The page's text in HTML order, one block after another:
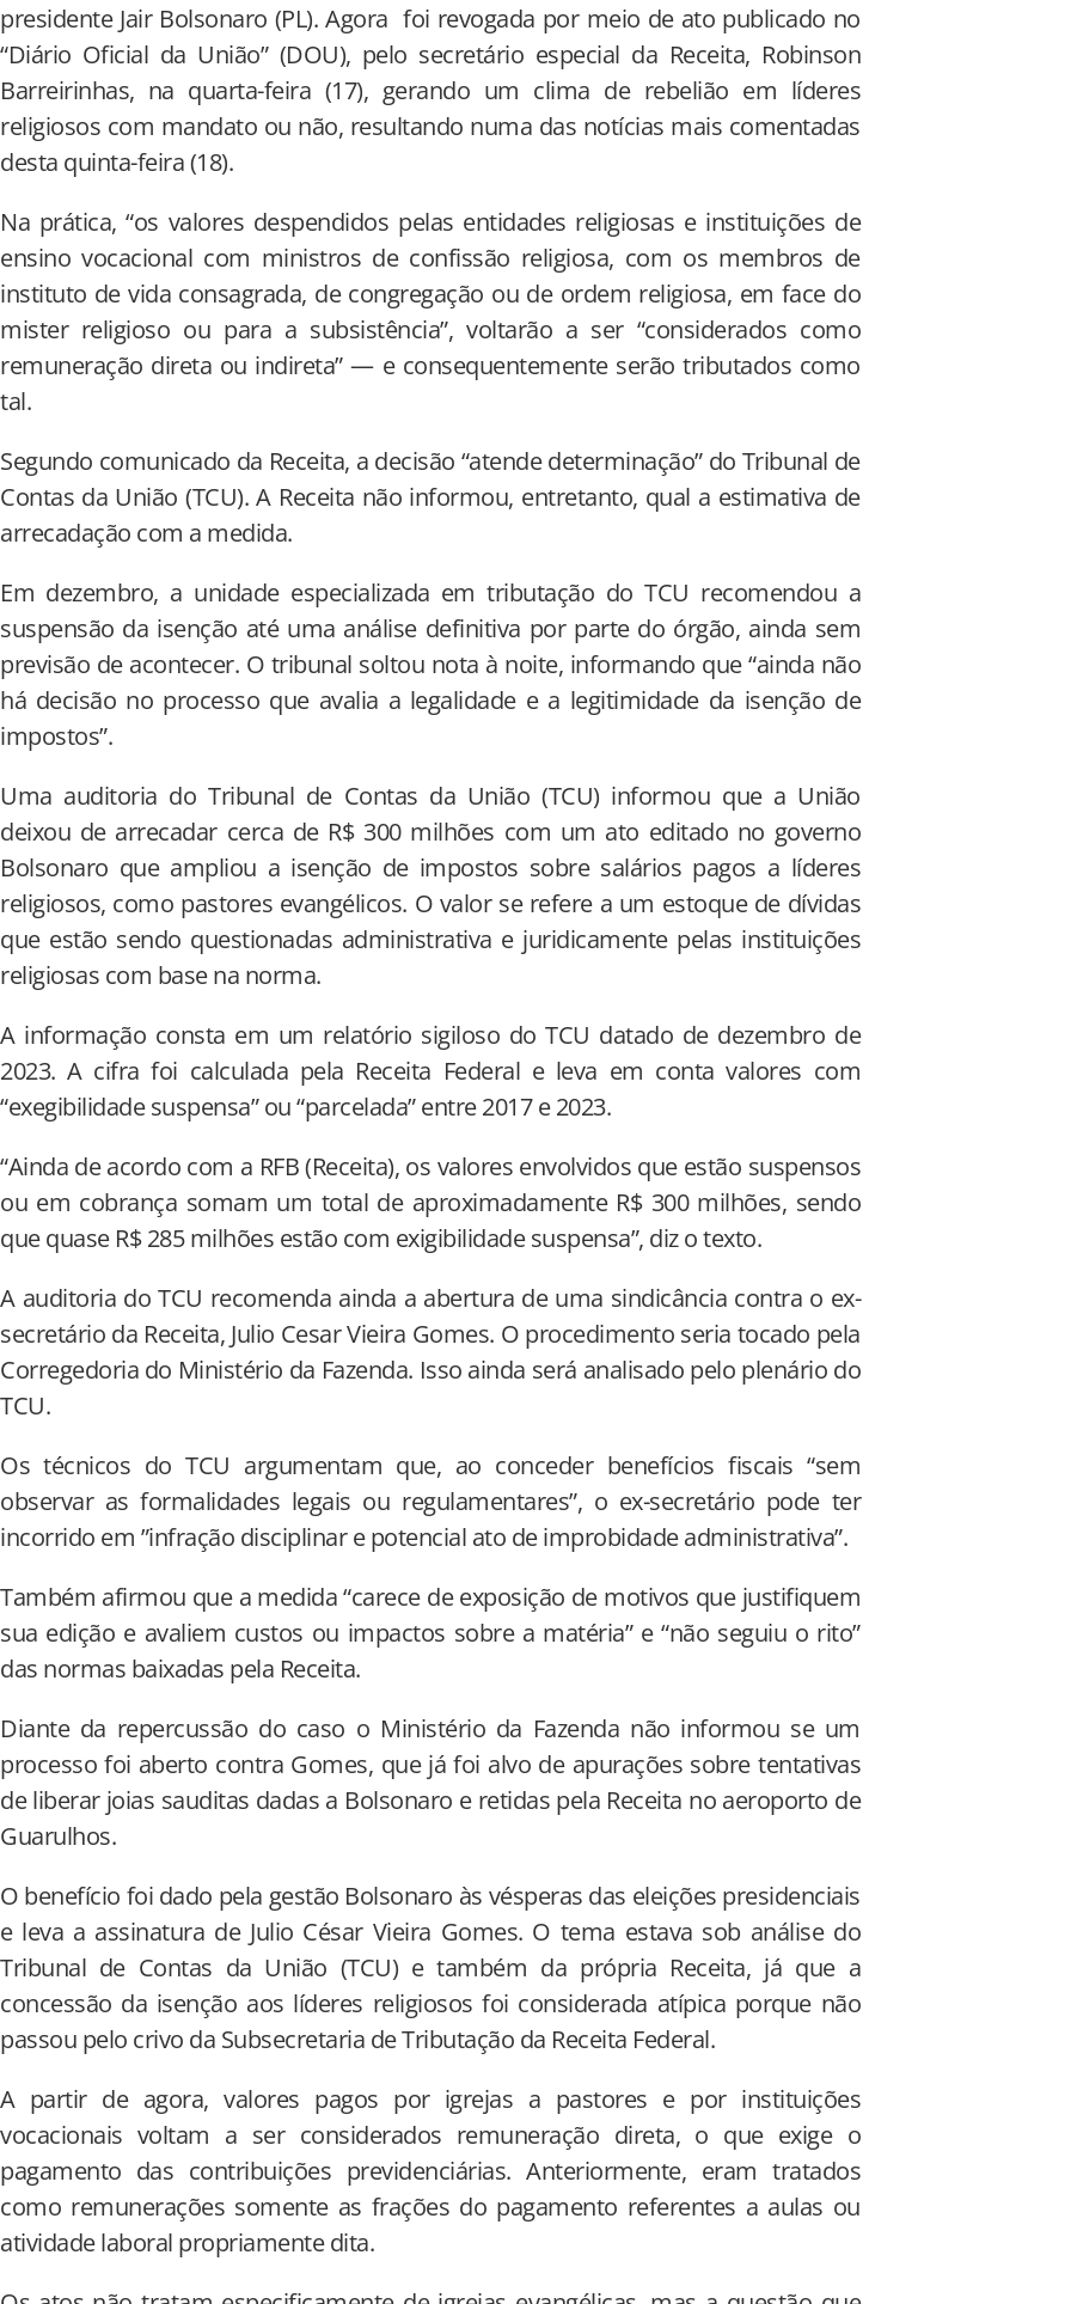
presidente Jair Bolsonaro (PL). Agora foi revogada por meio de ato publicado no
“Diário Oficial da União” (DOU), pelo secretário especial da Receita, Robinson
Barreirinhas, na quarta-feira (17), gerando um clima de rebelião em líderes
religiosos com mandato ou não, resultando numa das notícias mais comentadas
desta quinta-feira (18).
Na prática, “os valores despendidos pelas entidades religiosas e instituições de
ensino vocacional com ministros de confissão religiosa, com os membros de
instituto de vida consagrada, de congregação ou de ordem religiosa, em face do
mister religioso ou para a subsistência”, voltarão a ser “considerados como
remuneração direta ou indireta” — e consequentemente serão tributados como
tal.
Segundo comunicado da Receita, a decisão “atende determinação” do Tribunal de
Contas da União (TCU). A Receita não informou, entretanto, qual a estimativa de
arrecadação com a medida.
Em dezembro, a unidade especializada em tributação do TCU recomendou a
suspensão da isenção até uma análise definitiva por parte do órgão, ainda sem
previsão de acontecer. O tribunal soltou nota à noite, informando que “ainda não
há decisão no processo que avalia a legalidade e a legitimidade da isenção de
impostos”.
Uma auditoria do Tribunal de Contas da União (TCU) informou que a União
deixou de arrecadar cerca de R$ 300 milhões com um ato editado no governo
Bolsonaro que ampliou a isenção de impostos sobre salários pagos a líderes
religiosos, como pastores evangélicos. O valor se refere a um estoque de dívidas
que estão sendo questionadas administrativa e juridicamente pelas instituições
religiosas com base na norma.
A informação consta em um relatório sigiloso do TCU datado de dezembro de
2023. A cifra foi calculada pela Receita Federal e leva em conta valores com
“exegibilidade suspensa” ou “parcelada” entre 2017 e 2023.
“Ainda de acordo com a RFB (Receita), os valores envolvidos que estão suspensos
ou em cobrança somam um total de aproximadamente R$ 300 milhões, sendo
que quase R$ 285 milhões estão com exigibilidade suspensa”, diz o texto.
A auditoria do TCU recomenda ainda a abertura de uma sindicância contra o ex-
secretário da Receita, Julio Cesar Vieira Gomes. O procedimento seria tocado pela
Corregedoria do Ministério da Fazenda. Isso ainda será analisado pelo plenário do
TCU.
Os técnicos do TCU argumentam que, ao conceder benefícios fiscais “sem
observar as formalidades legais ou regulamentares”, o ex-secretário pode ter
incorrido em ”infração disciplinar e potencial ato de improbidade administrativa”.
Também afirmou que a medida “carece de exposição de motivos que justifiquem
sua edição e avaliem custos ou impactos sobre a matéria” e “não seguiu o rito”
das normas baixadas pela Receita.
Diante da repercussão do caso o Ministério da Fazenda não informou se um
processo foi aberto contra Gomes, que já foi alvo de apurações sobre tentativas
de liberar joias sauditas dadas a Bolsonaro e retidas pela Receita no aeroporto de
Guarulhos.
O benefício foi dado pela gestão Bolsonaro às vésperas das eleições presidenciais
e leva a assinatura de Julio César Vieira Gomes. O tema estava sob análise do
Tribunal de Contas da União (TCU) e também da própria Receita, já que a
concessão da isenção aos líderes religiosos foi considerada atípica porque não
passou pelo crivo da Subsecretaria de Tributação da Receita Federal.
A partir de agora, valores pagos por igrejas a pastores e por instituições
vocacionais voltam a ser considerados remuneração direta, o que exige o
pagamento das contribuições previdenciárias. Anteriormente, eram tratados
como remunerações somente as frações do pagamento referentes a aulas ou
atividade laboral propriamente dita.